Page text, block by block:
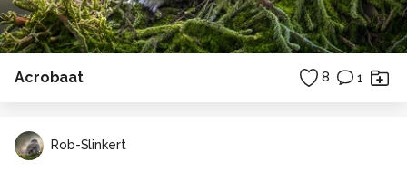
Acrobaat 8 1
Rob-Slinkert